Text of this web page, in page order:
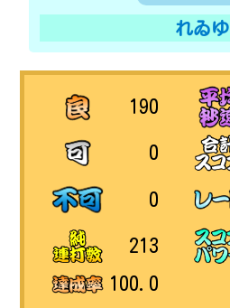
れゐゆ
190
0
0
213
100.0